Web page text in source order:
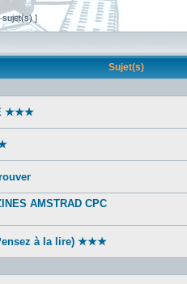
]
Sujet(s)
★★★
AMSTRAD CPC
à la lire) ★★★